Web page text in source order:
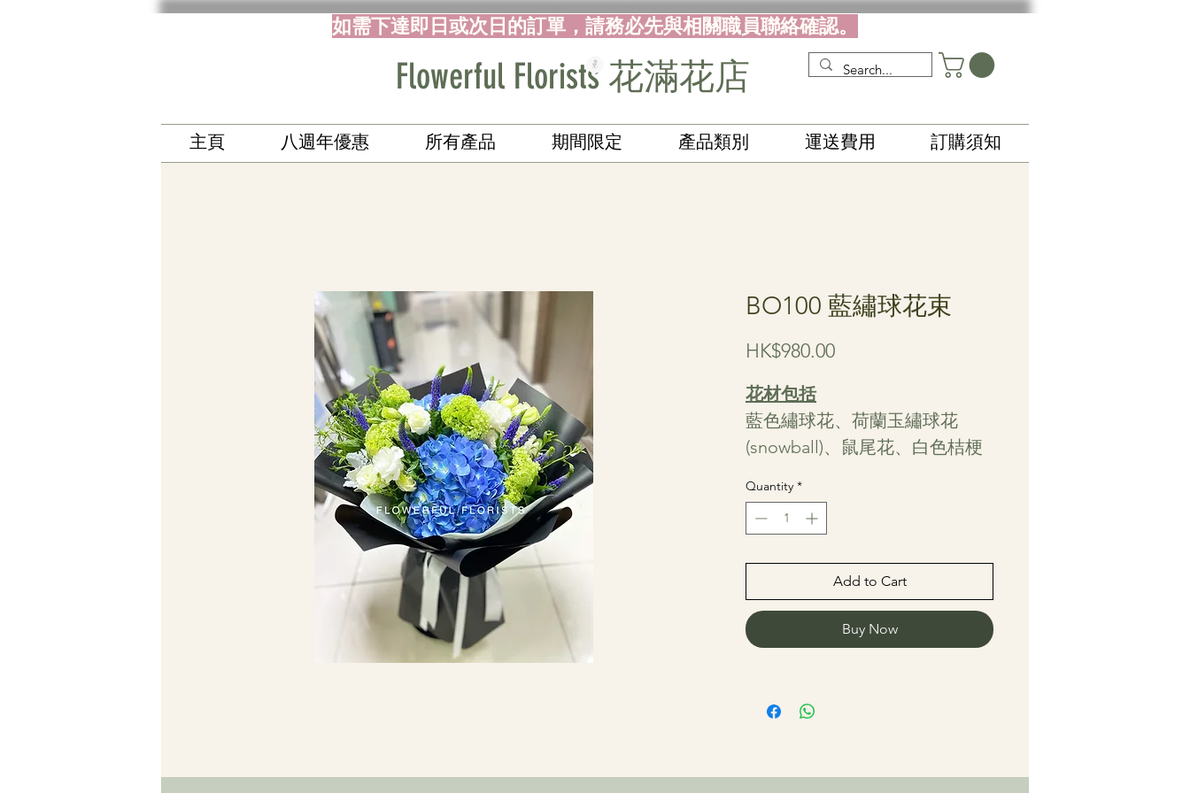
如需下達即日或次日的訂單，請務必先與相關職員聯絡確認。
Flowerful Florists 花滿花店
主頁 八週年優惠 所有產品 期間限定 產品類別 運送費用 訂購須知
BO100 藍繡球花束
HK$980.00Price
花材包括
藍色繡球花、荷蘭玉繡球花
(snowball)、鼠尾花、白色桔梗
Quantity *
Add to Cart
Buy Now